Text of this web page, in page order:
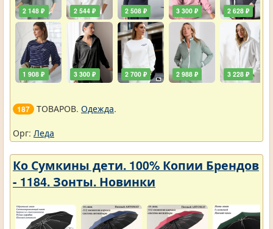
2 148 ₽
1 908 ₽
2 544 ₽
3 300 ₽
2 508 ₽
2 700 ₽
3 300 ₽
2 988 ₽
2 628 ₽
3 228 ₽
187 ТОВАРОВ. Одежда.
Орг: Леда
Ко Сумкины дети. 100% Копии Брендов
- 1184. Зонты. Новинки